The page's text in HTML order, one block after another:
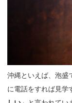
沖縄といえば、泡盛
に電話をすれば見学